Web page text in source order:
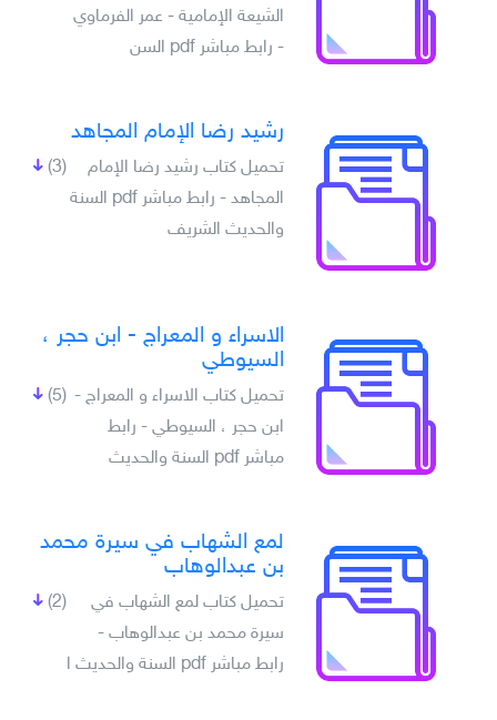
الشيعة الإمامية - عمر الفرماوي
- رابط مباشر pdf السن
رشيد رضا الإمام المجاهد
(3)
تحميل كتاب رشيد رضا الإمام
المجاهد - رابط مباشر pdf السنة
والحديث الشريف
الاسراء و المعراج - ابن حجر ،
السيوطي
(5) تحميل كتاب الاسراء و المعراج -
ابن حجر ، السيوطي - رابط
مباشر pdf السنة والحديث
لمع الشهاب في سيرة محمد
بن عبدالوهاب
(2)
تحميل كتاب لمع الشهاب في
سيرة محمد بن عبدالوهاب -
رابط مباشر pdf السنة والحديث ا